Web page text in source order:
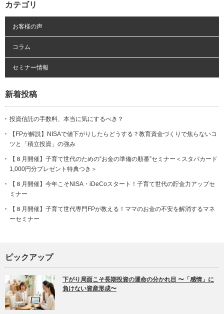
カテゴリ
お客様の声
コラム
セミナー情報
新着投稿
投資信託の手数料、本当に気にするべき？
【FPが解説】NISAで値下がりしたらどうする？教育資金づくりで焦らないコ
ツと「積立投資」の強み
【８月開催】子育て世代のための“お金の準備の順番”セミナー＜スタバカード
1,000円分プレゼント特典つき＞
【８月開催】今年こそNISA・iDeCoスタート！子育て世代の貯金力アップセ
ミナー
【８月開催】子育て世代専門FPが教える！ママのお金の不安を解消するマネ
ーセミナー
ピックアップ
下がり局面こそ長期投資の運命の分かれ目 〜「感情」に
負けない資産形成〜